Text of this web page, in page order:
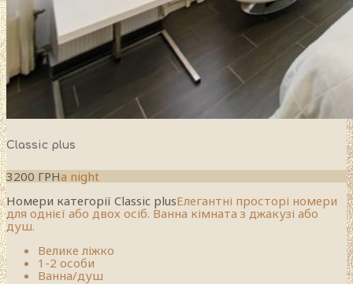
Classic plus
3200 ГРНa night
Номери категорії Classic plusЕлегантні просторі номери
для однієї або двох осіб. Ванна кімната з джакузі або
душ.
Велике ліжко
1-2 особи
Ванна/душ